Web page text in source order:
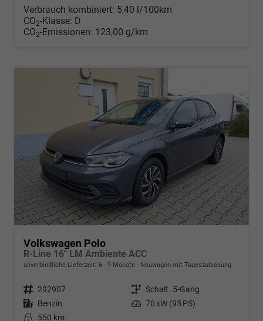
Verbrauch kombiniert: 5,40 l/100km
CO2-Klasse: D
CO2-Emissionen: 123,00 g/km
Volkswagen Polo
R-Line 16" LM Ambiente ACC
unverbindliche Lieferzeit: 6 - 9 Monate Neuwagen mit Tageszulassung
Fahrzeugnr. 292907 Getriebe Schalt. 5-Gang
Kraftstoff Benzin Leistung 70 kW (95 PS)
Kilometerstand
550 km